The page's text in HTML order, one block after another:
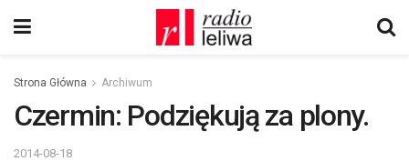
Strona Główna Archiwum
Czermin: Podziękują za plony.
2014-08-18